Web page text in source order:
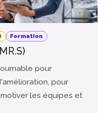
Formation
pour
pour
les équipes et